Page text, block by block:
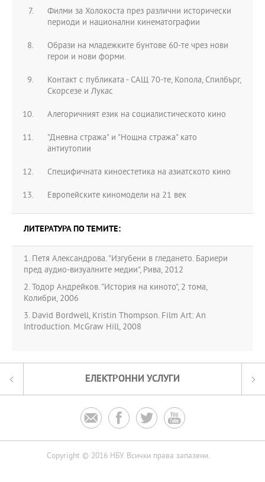
Филми за Холокоста през различни исторически
периоди и национални кинематографии
Образи на младежките бунтове 60-те чрез нови
герои и нови форми.
Контакт с публиката - САЩ 70-те, Копола, Спилбърг,
Скорсезе и Лукас
Алегоричният език на социалистическото кино
"Дневна стража" и "Нощна стража" като
антиутопии
Специфичната киноестетика на азиатското кино
Европейските киномодели на 21 век
ЛИТЕРАТУРА ПО ТЕМИТЕ:
1. Петя Александрова. "Изгубени в гледането. Бариери
пред аудио-визуалните медии", Рива, 2012
2. Тодор Андрейков. "История на киното", 2 тома,
Колибри, 2006
3. David Bordwell, Kristin Thompson. Film Art: An
Introduction. McGraw Hill, 2008
ЕЛЕКТРОННИ УСЛУГИ
   
Copyright © 2016 НБУ. Всички права запазени.